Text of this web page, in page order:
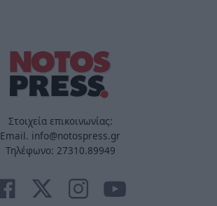
Στοιχεία επικοινωνίας:
Email. info@notospress.gr
Τηλέφωνο: 27310.89949